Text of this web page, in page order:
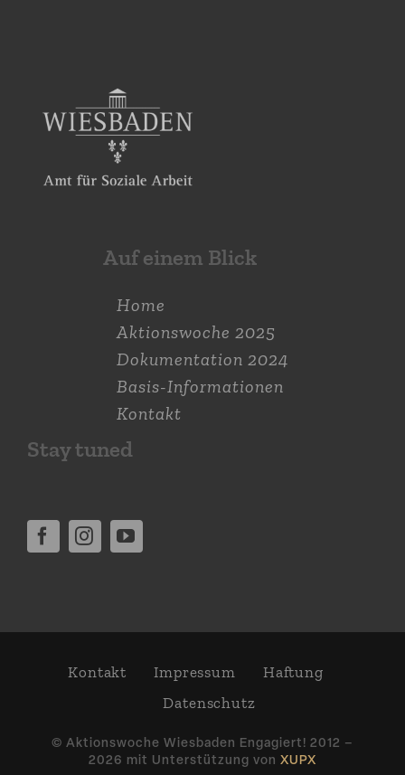
Auf einem Blick
Home
Aktions­woche 2025
Dokumen­tation 2024
Basis-Informationen
Kontakt
Stay tuned
Kontakt Impressum
Haftung
Daten­schutz
© Aktions­woche Wiesbaden Engagiert! 2012 –
2026 mit Unter­stützung von XUPX